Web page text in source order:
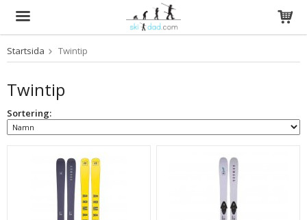
Produkten har blivit tillagd i varukorgen
Startsida Twintip
Twintip
Sortering: